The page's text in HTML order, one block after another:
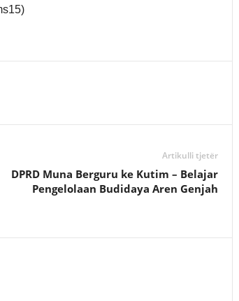
Artikulli tjetër
DPRD Muna Berguru ke Kutim – Belajar
Pengelolaan Budidaya Aren Genjah